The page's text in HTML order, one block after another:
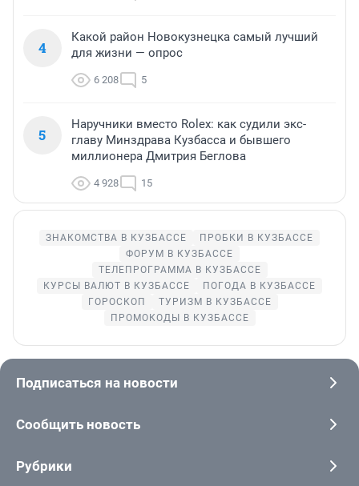
4
Какой район Новокузнецка самый лучший
для жизни — опрос
6 208 5
5
Наручники вместо Rolex: как судили экс-
главу Минздрава Кузбасса и бывшего
миллионера Дмитрия Беглова
4 928 15
ЗНАКОМСТВА В КУЗБАССЕ
ПРОБКИ В КУЗБАССЕ
ФОРУМ В КУЗБАССЕ
ТЕЛЕПРОГРАММА В КУЗБАССЕ
КУРСЫ ВАЛЮТ В КУЗБАССЕ
ПОГОДА В КУЗБАССЕ
ГОРОСКОП
ТУРИЗМ В КУЗБАССЕ
ПРОМОКОДЫ В КУЗБАССЕ
Подписаться на новости
Сообщить новость
Рубрики